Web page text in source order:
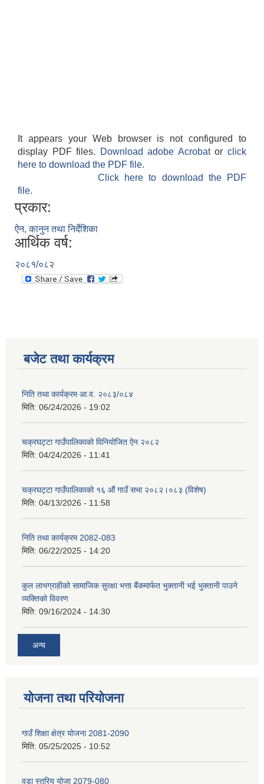
It appears your Web browser is not configured to
display PDF files.
Download adobe Acrobatorclick
here to download the PDF file.
Click here to download the PDF
file.
प्रकार:
ऐन, कानुन तथा निर्देशिका
आर्थिक वर्ष:
२०८१/०८२
बजेट तथा कार्यक्रम
निति तथा कार्यक्रम आ‍.व. २०८३/०८४
मिति: 06/24/2026 - 19:02
चक्रघट्टा गाउँपालिकाको विनियोजित ऐन २०८२
मिति: 04/24/2026 - 11:41
चक्रघट्टा गाउँपालिकाको १६ औं गाउँ सभा २०८२।०८३ (विशेष)
मिति: 04/13/2026 - 11:58
निति तथा कार्यक्रम 2082-083
मिति: 06/22/2025 - 14:20
कुल लाभग्राहीको सामाजिक सुरक्षा भत्ता बैंकमार्फत भुक्तानी भई भुक्तानी पाउने
व्यक्तिको विवरण
मिति: 09/16/2024 - 14:30
अन्य
योजना तथा परियोजना
गाउँ शिक्षा क्षेत्र योजना 2081-2090
मिति: 05/25/2025 - 10:52
वडा स्तरिय योजा 2079-080